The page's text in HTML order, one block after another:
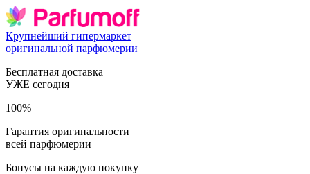
Крупнейший гипермаркет
оригинальной парфюмерии
Бесплатная доставка
УЖЕ сегодня
100%
Гарантия оригинальности
всей парфюмерии
Бонусы на каждую покупку